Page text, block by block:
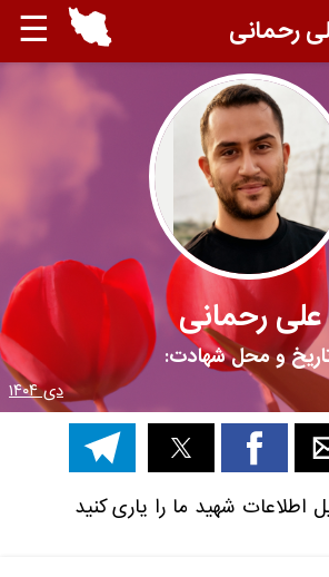
☰ رحمانی
علی رحمانی
و محل شهادت:
دی ۱۴۰۴
اطلاعات شهید ما را یاری کنید